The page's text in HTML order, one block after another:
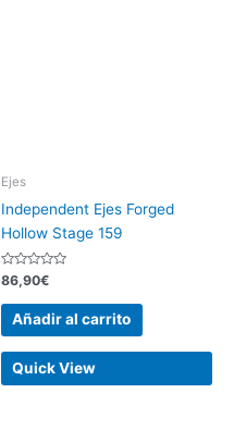
Ejes
Independent Ejes Forged
Hollow Stage 159
Valorado
con
0
86,90€
Añadir al carrito
Quick View